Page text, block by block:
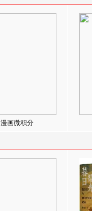
漫画微积分